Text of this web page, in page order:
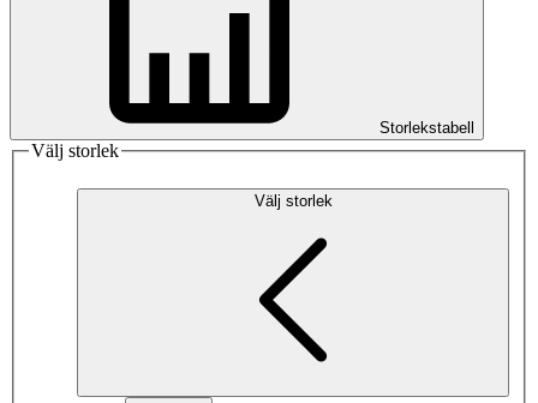
Storlekstabell
Välj storlek
Välj storlek